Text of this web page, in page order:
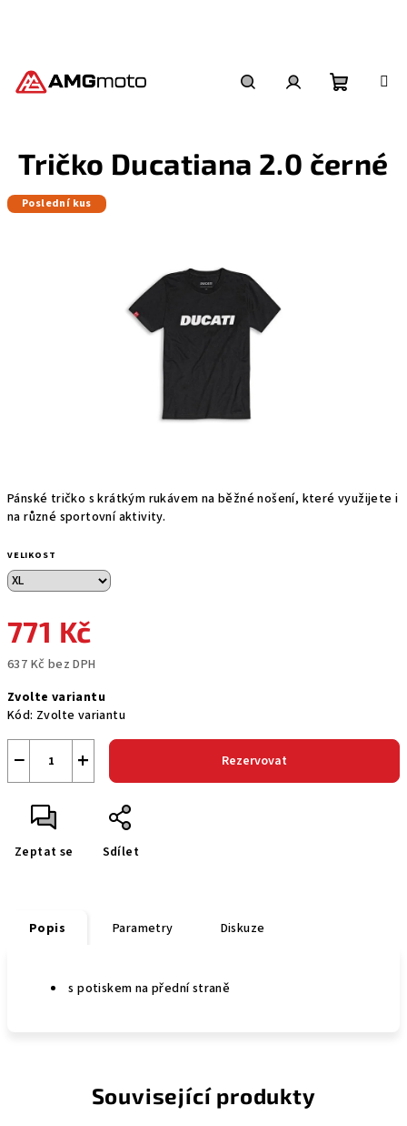
košík
Pánské tričko s krátkým rukávem na běžné nošení, které využijete i
na různé sportovní aktivity.
VELIKOST
771 Kč
637 Kč bez DPH
cena:
Zvolte variantu
Kód: Zvolte variantu
+
− Rezervovat
Zeptat se Sdílet
Tričko Ducatiana 2.0 černé
Poslední kus
Popis Parametry Diskuze
s potiskem na přední straně
Související produkty